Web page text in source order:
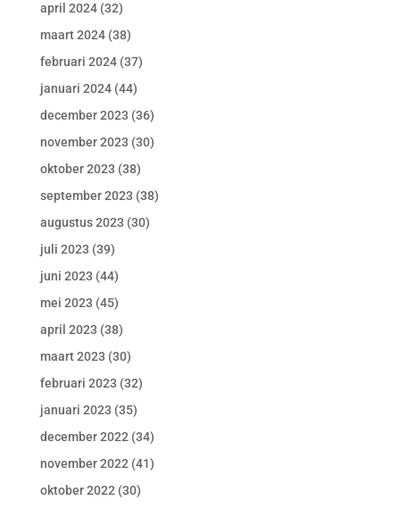
april 2024(32)
maart 2024(38)
februari 2024(37)
januari 2024(44)
december 2023 (36)
november 2023 (30)
oktober 2023 (38)
september 2023 (38)
augustus 2023 (30)
juli 2023 (39)
juni 2023 (44)
mei 2023 (45)
april 2023 (38)
maart 2023 (30)
februari 2023 (32)
januari 2023 (35)
december 2022 (34)
november 2022 (41)
oktober 2022 (30)